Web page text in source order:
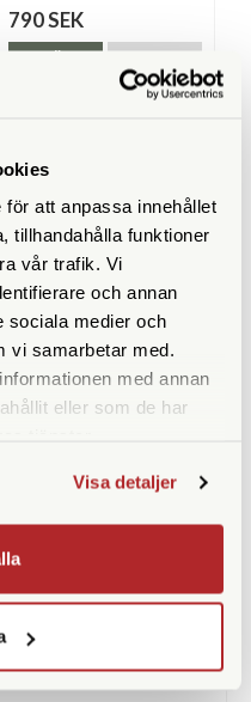
att anpassa innehållet
tillhandahålla funktioner
vår trafik. Vi
och annan
sociala medier och
vi samarbetar med.
med annan
eller som de har
Visa detaljer
790 SEK
SEK